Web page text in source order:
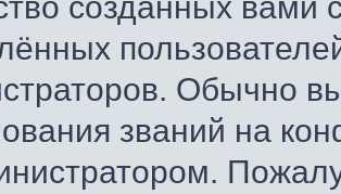
Обычно
званий на